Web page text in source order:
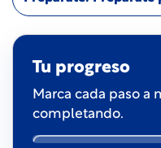
Tu progreso
Marca cada paso a
completando.